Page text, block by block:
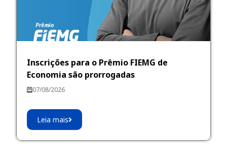
Inscrições para o Prêmio FIEMG de
Economia são prorrogadas
07/08/2026
Leia mais